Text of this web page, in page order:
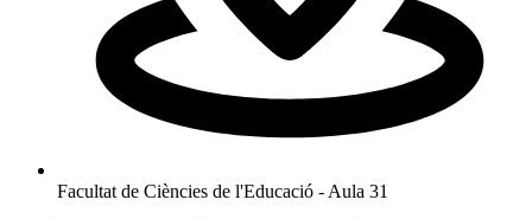
Facultat de Ciències de l'Educació - Aula 31